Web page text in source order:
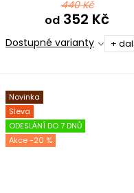
440 Kč
od 352 Kč
Dostupné varianty +
Novinka
Sleva
ODESLÁNÍ DO 7 DNŮ
-20 %